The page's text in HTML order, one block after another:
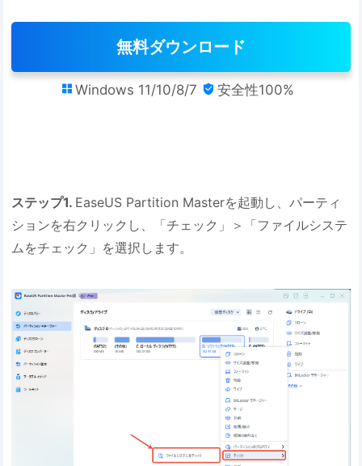
無料ダウンロード
 Windows 11/10/8/7  安全性100%
ステップ1. EaseUS Partition Masterを起動し、パーティ
ションを右クリックし、「チェック」＞「ファイルシステ
ムをチェック」を選択します。